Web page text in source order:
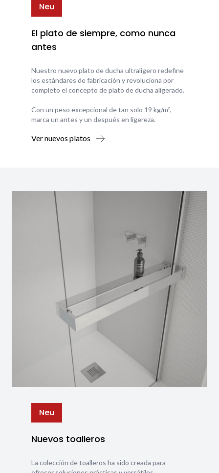
Neu
El plato de siempre, como nunca
antes
Nuestro nuevo plato de ducha ultraligero redefine
los estándares de fabricación y revoluciona por
completo el concepto de plato de ducha aligerado.
Con un peso excepcional de tan solo 19 kg/m²,
marca un antes y un después en ligereza.
Ver nuevos platos
Neu
Nuevos toalleros
La colección de toalleros ha sido creada para